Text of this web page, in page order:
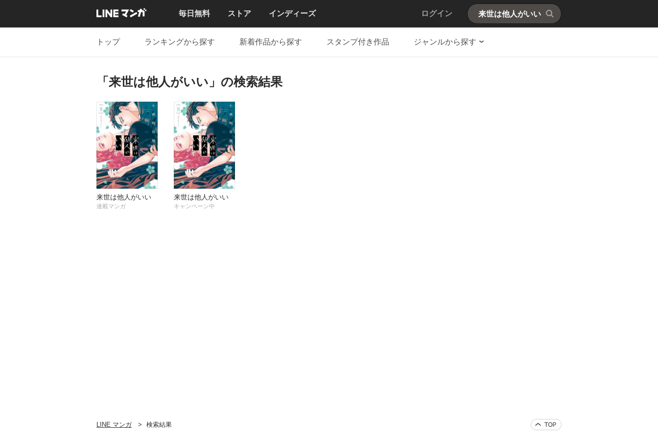
毎日無料 ストア インディーズ ログイン
トップ ランキングから探す 新着作品から探す スタンプ付き作品 ジャンルから探す
「来世は他人がいい」の検索結果
来世は他人がいい
連載マンガ
来世は他人がいい
キャンペーン中
LINE マンガ 検索結果